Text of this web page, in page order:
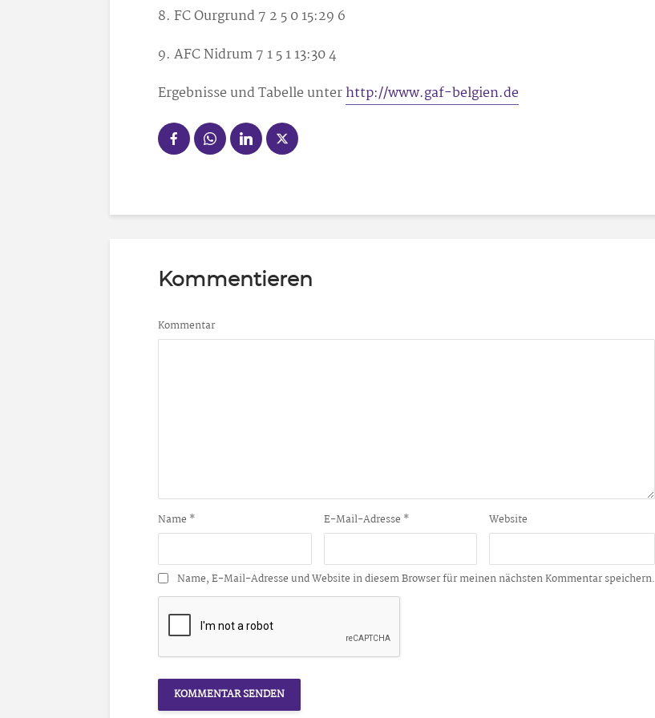
8. FC Ourgrund 7 2 5 0 15:29 6
9. AFC Nidrum 7 1 5 1 13:30 4
Ergebnisse und Tabelle unterhttp://www.gaf-belgien.de
Kommentieren
Kommentar
Name * E-Mail-Adresse * Website
Name, E-Mail-Adresse und Website in diesem Browser für meinen nächsten Kommentar speichern.